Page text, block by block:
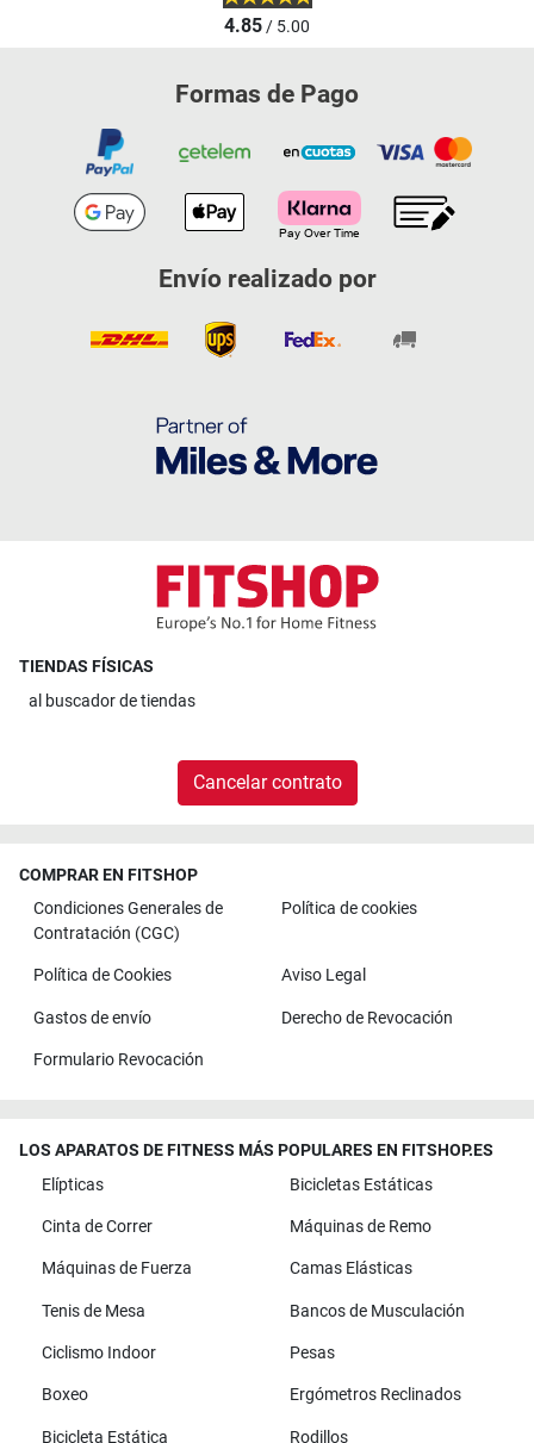
4.85/ 5.00
Formas de Pago
Envío realizado por
TIENDAS FÍSICAS
al buscador de tiendas
Cancelar contrato
COMPRAR EN FITSHOP
Condiciones Generales de
Contratación (CGC)
Política de cookies
Política de Cookies Aviso Legal
Gastos de envío Derecho de Revocación
Formulario Revocación
LOS APARATOS DE FITNESS MÁS POPULARES EN FITSHOP.ES
Elípticas
Bicicletas Estáticas
Cinta de Correr Máquinas de Remo
Máquinas de Fuerza Camas Elásticas
Tenis de Mesa Bancos de Musculación
Ciclismo Indoor Pesas
Boxeo Ergómetros Reclinados
Bicicleta Estática Rodillos